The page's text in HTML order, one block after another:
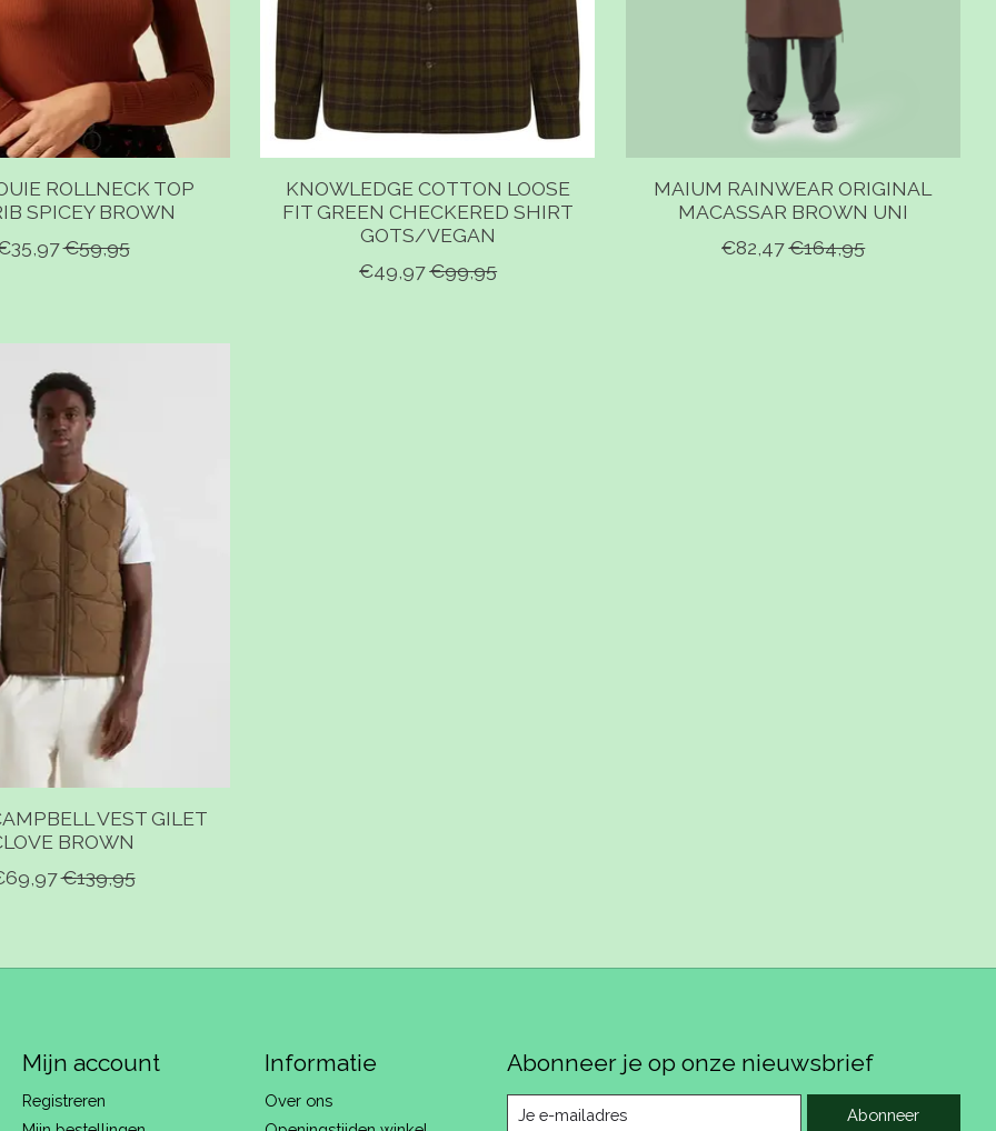
ROLLNECK TOP
SPICEY BROWN
€59,95
KNOWLEDGE COTTON LOOSE
FIT GREEN CHECKERED SHIRT
GOTS/VEGAN
€49,97€99,95
MAIUM RAINWEAR ORIGINAL
MACASSAR BROWN UNI
€82,47€164,95
VEST GILET
BROWN
€139,95
Mijn account
Registreren
Informatie
Over ons
Abonneer je op onze nieuwsbrief
Abonneer